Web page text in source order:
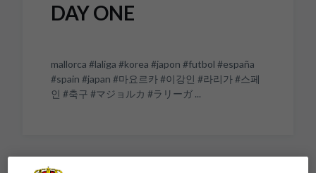
DAY ONE
mallorca #laliga #korea #japon #futbol #españa
#spain #japan #마요르카 #이강인 #라리가 #스페
인 #축구 #マジョルカ #ラリーガ ...